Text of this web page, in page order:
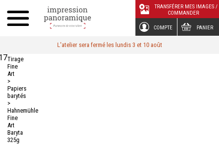
COMPTE PANIER
TRANSFÉRER MES IMAGES /
COMMANDER
L'atelier sera fermé les lundis 3 et 10 août
Tirage
Fine
Art
>
Papiers
barytés
>
Hahnemühle
Fine
Art
Baryta
325g